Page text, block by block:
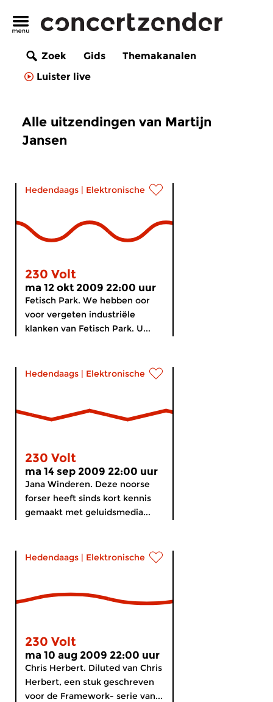
Zoek Gids
Themakanalen
Luister live
Alle uitzendingen van Martijn
Jansen
Hedendaags | Elektronische muziek
230 Volt
ma 12 okt 2009 22:00 uur
Fetisch Park. We hebben oor
voor vergeten industriële
klanken van Fetisch Park. U...
Hedendaags | Elektronische muziek
230 Volt
ma 14 sep 2009 22:00 uur
Jana Winderen. Deze noorse
forser heeft sinds kort kennis
gemaakt met geluidsmedia...
Hedendaags | Elektronische muziek
230 Volt
ma 10 aug 2009 22:00 uur
Chris Herbert. Diluted van Chris
Herbert, een stuk geschreven
voor de Framework- serie van...